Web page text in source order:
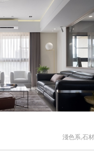
淺色系 木質